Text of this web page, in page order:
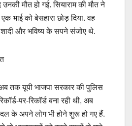
उनकी मौत हो गई. सियाराम की मौत ने
भाई को बेसहारा छोड़ दिया. वह
और भविष्य के सपने संजोए थे.
तक यूपी भाजपा सरकार की पुलिस
पर-रिकॉर्ड बना रही थी, अब
दल के अपने लोग भी होने शुरू हो गए हैं.